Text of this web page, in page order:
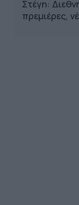
Στέγη:
πρεμιέρες,